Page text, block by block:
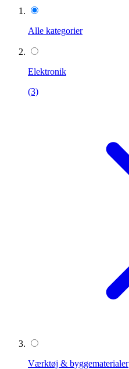
Alle kategorier
Elektronik
(3)
Værktøj & byggematerialer